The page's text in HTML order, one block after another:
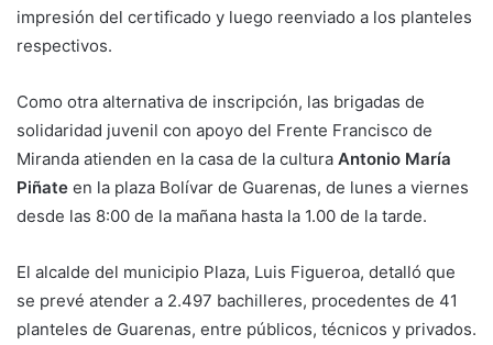
impresión del certificado y luego reenviado a los planteles
respectivos.
Como otra alternativa de inscripción, las brigadas de
solidaridad juvenil con apoyo del Frente Francisco de
Miranda atienden en la casa de la cultura Antonio María
Piñate en la plaza Bolívar de Guarenas, de lunes a viernes
desde las 8:00 de la mañana hasta la 1.00 de la tarde.
El alcalde del municipio Plaza, Luis Figueroa, detalló que
se prevé atender a 2.497 bachilleres, procedentes de 41
planteles de Guarenas, entre públicos, técnicos y privados.